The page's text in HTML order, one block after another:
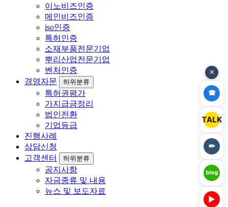
이노비즈인증
메인비즈인증
iso인증
특허인증
소재부품전문기업
뿌리산업전문기업
벤처인증
경영자문
하위분류
특허권평가
가지급금정리
법인전환
기업등급
진행사례
상담신청
고객센터
하위분류
공지사항
자금종류 및 내용
뉴스 및 보도자료
✕
☎
TALK
✏
blog
▶